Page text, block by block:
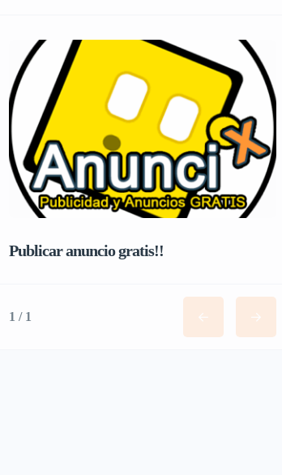
Publicar anuncio gratis!!
1 / 1